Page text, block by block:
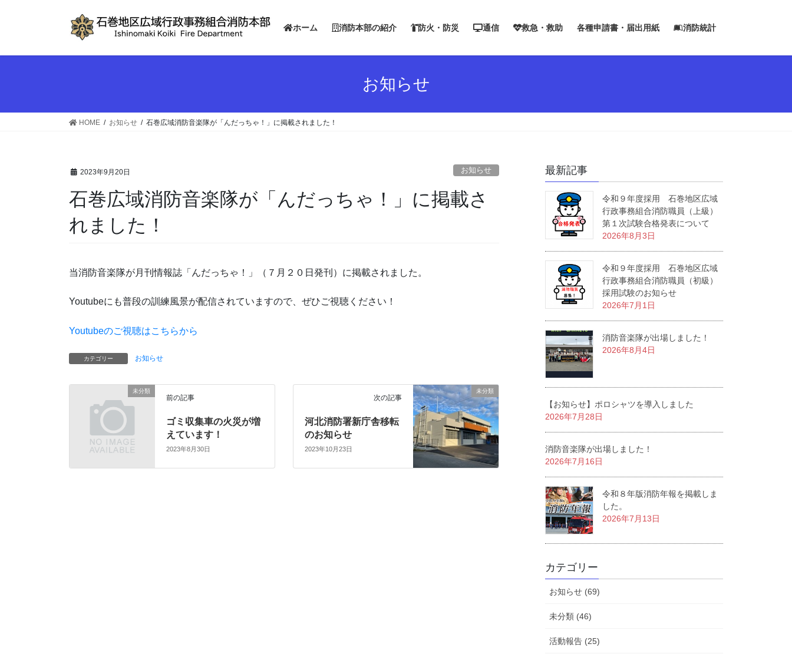
ホーム 消防本部の紹介 防火・防災 通信 救急・救助 各種申請書・届出用紙 消防統計
お知らせ
HOME お知らせ 石巻広域消防音楽隊が「んだっちゃ！」に掲載されました！
2023年9月20日 お知らせ
石巻広域消防音楽隊が「んだっちゃ！」に掲載さ
れました！
当消防音楽隊が月刊情報誌「んだっちゃ！」（７月２０日発刊）に掲載されました。
Youtubeにも普段の訓練風景が配信されていますので、ぜひご視聴ください！
Youtubeのご視聴はこちらから
カテゴリー お知らせ
未分類
前の記事
ゴミ収集車の火災が増
えています！
2023年8月30日
未分類
次の記事
河北消防署新庁舎移転
のお知らせ
2023年10月23日
最新記事
令和９年度採用 石巻地区広域
行政事務組合消防職員（上級）
第１次試験合格発表について
2026年8月3日
令和９年度採用 石巻地区広域
行政事務組合消防職員（初級）
採用試験のお知らせ
2026年7月1日
消防音楽隊が出場しました！
2026年8月4日
【お知らせ】ポロシャツを導入しました
2026年7月28日
消防音楽隊が出場しました！
2026年7月16日
令和８年版消防年報を掲載しま
した。
2026年7月13日
カテゴリー
お知らせ (69)
未分類 (46)
活動報告 (25)